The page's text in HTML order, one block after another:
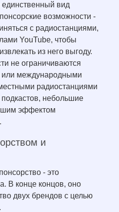
единственный вид
возможности -
с радиостанциями,
YouTube, чтобы
из него выгоду.
не ограничиваются
международными
радиостанциями
небольшие
эффектом
и
- это
В конце концов, оно
двух брендов с целью